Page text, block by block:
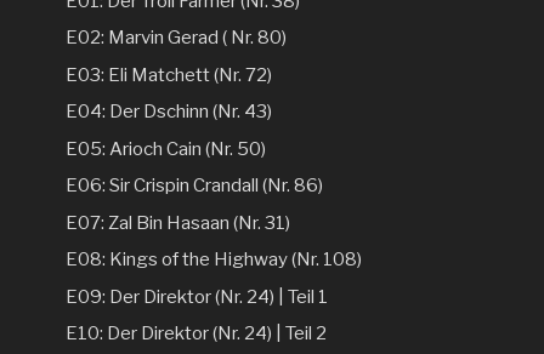
E02: Marvin Gerad ( Nr. 80)
E03: Eli Matchett (Nr. 72)
E04: Der Dschinn (Nr. 43)
E05: Arioch Cain (Nr. 50)
E06: Sir Crispin Crandall (Nr. 86)
E07: Zal Bin Hasaan (Nr. 31)
E08: Kings of the Highway (Nr. 108)
E09: Der Direktor (Nr. 24) | Teil 1
E10: Der Direktor (Nr. 24) | Teil 2